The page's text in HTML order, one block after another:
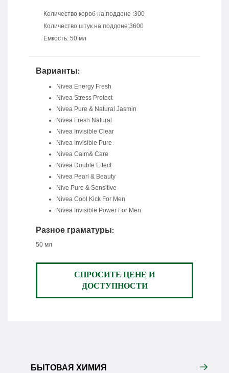
Количество короб на поддоне :300
Количество штук на поддоне:3600
Емкость: 50 мл
Варианты:
Nivea Energy Fresh
Nivea Stress Protect
Nivea Pure & Natural Jasmin
Nivea Fresh Natural
Nivea Invisible Clear
Nivea Invisible Pure
Nivea Calm& Care
Nivea Double Effect
Nivea Pearl & Beauty
Nive Pure & Sensitive
Nivea Cool Kick For Men
Nivea Invisible Power For Men
Разное граматуры:
50 мл
СПРОСИТЕ ЦЕНЕ И
ДОСТУПНОСТИ
БЫТОВАЯ ХИМИЯ